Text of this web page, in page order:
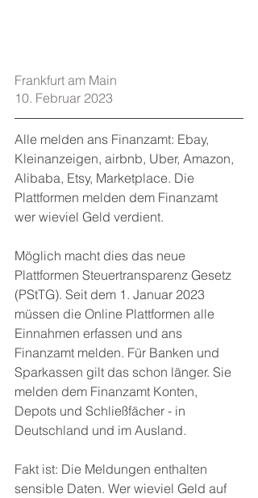
Frankfurt am Main
10. Februar 2023
Alle melden ans Finanzamt: Ebay,
Kleinanzeigen, airbnb, Uber, Amazon,
Alibaba, Etsy, Marketplace. Die
Plattformen melden dem Finanzamt
wer wieviel Geld verdient.
Möglich macht dies das neue
Plattformen Steuertransparenz Gesetz
(PStTG). Seit dem 1. Januar 2023
müssen die Online Plattformen alle
Einnahmen erfassen und ans
Finanzamt melden. Für Banken und
Sparkassen gilt das schon länger. Sie
melden dem Finanzamt Konten,
Depots und Schließfächer - in
Deutschland und im Ausland.
Fakt ist: Die Meldungen enthalten
sensible Daten. Wer wieviel Geld auf